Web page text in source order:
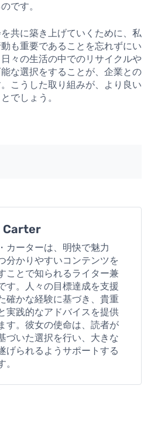
です。
共に築き上げていくために、私
も重要であることを忘れずにい
々の生活の中でのリサイクルや
な選択をすることが、企業との
こうした取り組みが、より良い
でしょう。
Carter
カーターは、明快で魅力
分かりやすいコンテンツを
ことで知られるライター兼
す。人々の目標達成を支援
確かな経験に基づき、貴重
実践的なアドバイスを提供
す。彼女の使命は、読者が
づいた選択を行い、大きな
げられるようサポートする
。